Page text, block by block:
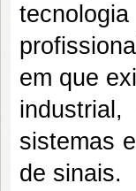
em que
sistemas
de sinais.